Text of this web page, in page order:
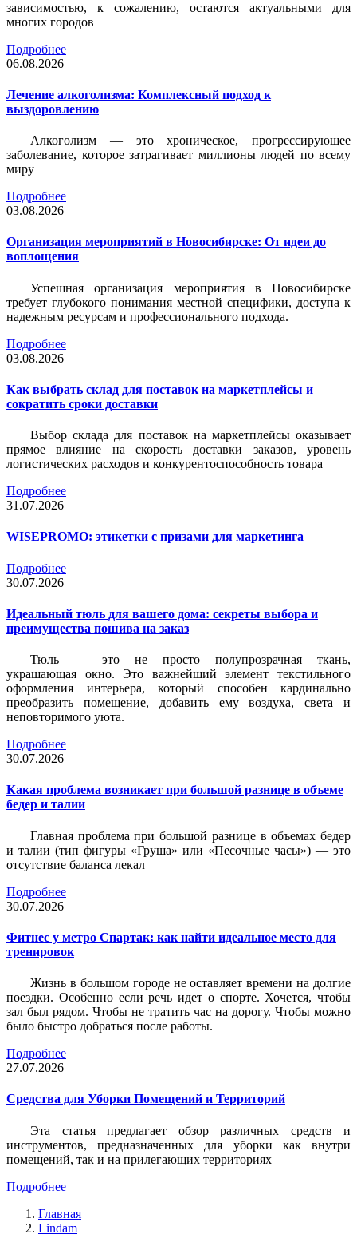
зависимостью, к сожалению, остаются актуальными для
многих городов
Подробнее
06.08.2026
Лечение алкоголизма: Комплексный подход к
выздоровлению
Алкоголизм — это хроническое, прогрессирующее
заболевание, которое затрагивает миллионы людей по всему
миру
Подробнее
03.08.2026
Организация мероприятий в Новосибирске: От идеи до
воплощения
Успешная организация мероприятия в Новосибирске
требует глубокого понимания местной специфики, доступа к
надежным ресурсам и профессионального подхода.
Подробнее
03.08.2026
Как выбрать склад для поставок на маркетплейсы и
сократить сроки доставки
Выбор склада для поставок на маркетплейсы оказывает
прямое влияние на скорость доставки заказов, уровень
логистических расходов и конкурентоспособность товара
Подробнее
31.07.2026
WISEPROMO: этикетки с призами для маркетинга
Подробнее
30.07.2026
Идеальный тюль для вашего дома: секреты выбора и
преимущества пошива на заказ
Тюль — это не просто полупрозрачная ткань,
украшающая окно. Это важнейший элемент текстильного
оформления интерьера, который способен кардинально
преобразить помещение, добавить ему воздуха, света и
неповторимого уюта.
Подробнее
30.07.2026
Какая проблема возникает при большой разнице в объеме
бедер и талии
Главная проблема при большой разнице в объемах бедер
и талии (тип фигуры «Груша» или «Песочные часы») — это
отсутствие баланса лекал
Подробнее
30.07.2026
Фитнес у метро Спартак: как найти идеальное место для
тренировок
Жизнь в большом городе не оставляет времени на долгие
поездки. Особенно если речь идет о спорте. Хочется, чтобы
зал был рядом. Чтобы не тратить час на дорогу. Чтобы можно
было быстро добраться после работы.
Подробнее
27.07.2026
Средства для Уборки Помещений и Территорий
Эта статья предлагает обзор различных средств и
инструментов, предназначенных для уборки как внутри
помещений, так и на прилегающих территориях
Подробнее
Главная
Lindam